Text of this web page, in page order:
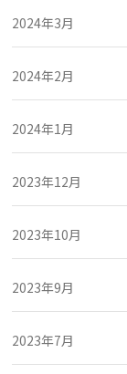
2024年3月
2024年2月
2024年1月
2023年12月
2023年10月
2023年9月
2023年7月